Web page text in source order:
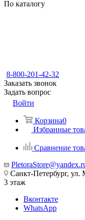
По каталогу
8-800-201-42-32
Заказать звонок
Задать вопрос
Войти
Корзина0
Избранные
Сравнение
Санкт-Петербург, ул.
3 этаж
Вконтакте
WhatsApp